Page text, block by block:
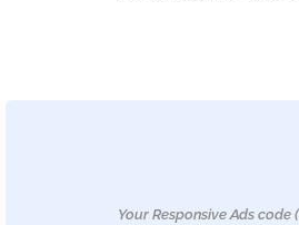
Your Responsive Ads code